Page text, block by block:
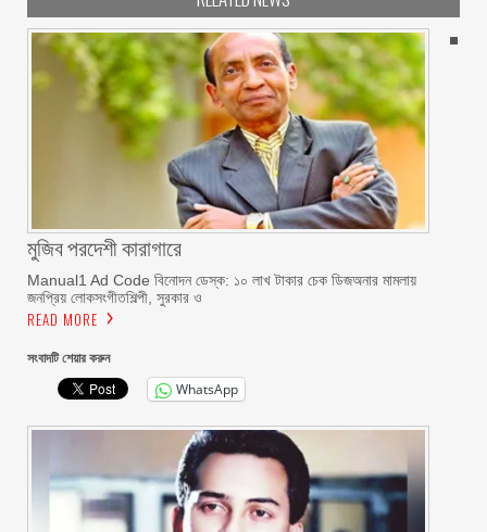
মুজিব পরদেশী কারাগারে
Manual1 Ad Code বিনোদন ডেস্ক: ১০ লাখ টাকার চেক ডিজঅনার মামলায়
জনপ্রিয় লোকসংগীতশিল্পী, সুরকার ও
READ MORE
সংবাদটি শেয়ার করুন
WhatsApp